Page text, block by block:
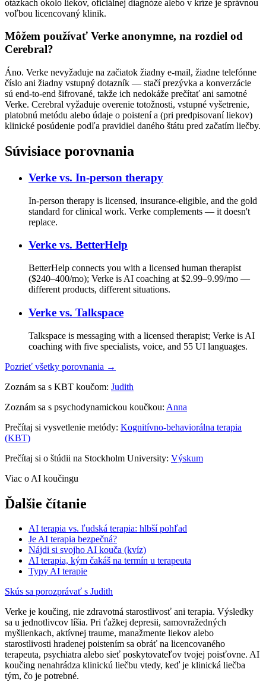
otázkach okolo liekov, oficiálnej diagnóze alebo v kríze je správnou
voľbou licencovaný klinik.
Môžem používať Verke anonymne, na rozdiel od
Cerebral?
Áno. Verke nevyžaduje na začiatok žiadny e-mail, žiadne telefónne
číslo ani žiadny vstupný dotazník — stačí prezývka a konverzácie
sú end-to-end šifrované, takže ich nedokáže prečítať ani samotné
Verke. Cerebral vyžaduje overenie totožnosti, vstupné vyšetrenie,
platobnú metódu alebo údaje o poistení a (pri predpisovaní liekov)
klinické posúdenie podľa pravidiel daného štátu pred začatím liečby.
Súvisiace porovnania
Verke vs. In-person therapy
In-person therapy is licensed, insurance-eligible, and the gold
standard for clinical work. Verke complements — it doesn't
replace.
Verke vs. BetterHelp
BetterHelp connects you with a licensed human therapist
($240–400/mo); Verke is AI coaching at $2.99–9.99/mo —
different products, different situations.
Verke vs. Talkspace
Talkspace is messaging with a licensed therapist; Verke is AI
coaching with five specialists, voice, and 55 UI languages.
Pozrieť všetky porovnania →
Zoznám sa s KBT koučom: Judith
Zoznám sa s psychodynamickou koučkou: Anna
Prečítaj si vysvetlenie metódy: Kognitívno-behaviorálna terapia
(KBT)
Prečítaj si o štúdii na Stockholm University: Výskum
Viac o AI koučingu
Ďalšie čítanie
AI terapia vs. ľudská terapia: hlbší pohľad
Je AI terapia bezpečná?
Nájdi si svojho AI kouča (kvíz)
AI terapia, kým čakáš na termín u terapeuta
Typy AI terapie
Skús sa porozprávať s Judith
Verke je koučing, nie zdravotná starostlivosť ani terapia. Výsledky
sa u jednotlivcov líšia. Pri ťažkej depresii, samovražedných
myšlienkach, aktívnej traume, manažmente liekov alebo
starostlivosti hradenej poistením sa obráť na licencovaného
terapeuta, psychiatra alebo sieť poskytovateľov tvojej poisťovne. AI
koučing nenahrádza klinickú liečbu vtedy, keď je klinická liečba
tým, čo je potrebné.